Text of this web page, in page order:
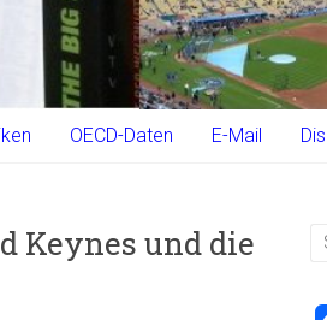
OECD-Daten E-Mail
Keynes und die